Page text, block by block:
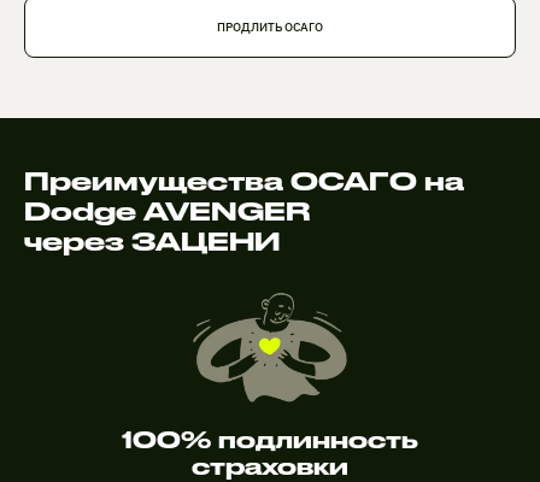
ПРОДЛИТЬ ОСАГО
Преимущества ОСАГО на
Dodge AVENGER
через ЗАЦЕНИ
100% подлинность
страховки